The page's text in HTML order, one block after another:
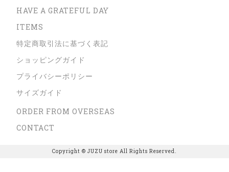
HAVE A GRATEFUL DAY
ITEMS
特定商取引法に基づく表記
ショッピングガイド
プライバシーポリシー
サイズガイド
ORDER FROM OVERSEAS
CONTACT
Copyright © JUZU store All Rights Reserved.